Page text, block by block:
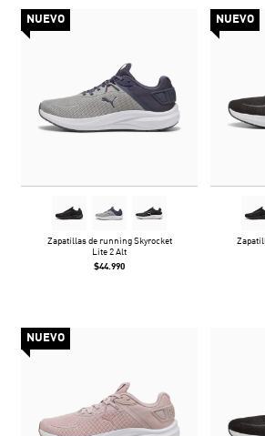
NUEVO
Zapatillas de running Skyrocket
Lite 2 Alt
$44.990
NUEVO
NUEVO